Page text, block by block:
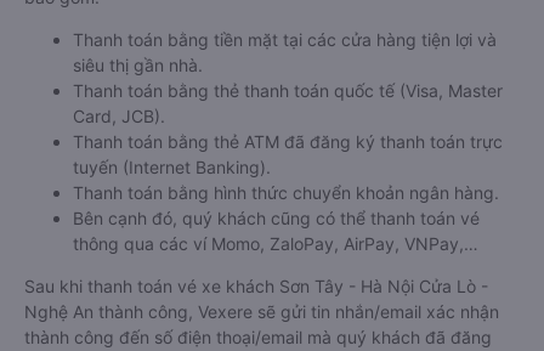
Thanh toán bằng tiền mặt tại các cửa hàng tiện lợi và
siêu thị gần nhà.
Thanh toán bằng thẻ thanh toán quốc tế (Visa, Master
Card, JCB).
Thanh toán bằng thẻ ATM đã đăng ký thanh toán trực
tuyến (Internet Banking).
Thanh toán bằng hình thức chuyển khoản ngân hàng.
Bên cạnh đó, quý khách cũng có thể thanh toán vé
thông qua các ví Momo, ZaloPay, AirPay, VNPay,…
Sau khi thanh toán vé xe khách Sơn Tây - Hà Nội Cửa Lò -
Nghệ An thành công, Vexere sẽ gửi tin nhắn/email xác nhận
thành công đến số điện thoại/email mà quý khách đã đăng